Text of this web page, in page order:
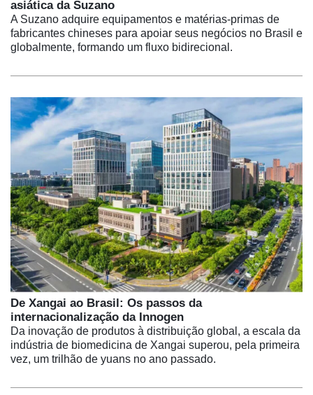
asiática da Suzano
A Suzano adquire equipamentos e matérias-primas de
fabricantes chineses para apoiar seus negócios no Brasil e
globalmente, formando um fluxo bidirecional.
De Xangai ao Brasil: Os passos da
internacionalização da Innogen
Da inovação de produtos à distribuição global, a escala da
indústria de biomedicina de Xangai superou, pela primeira
vez, um trilhão de yuans no ano passado.